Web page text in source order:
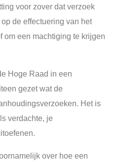
voor zover dat verzoek
de effectuering van het
om een machtiging te krijgen
Hoge Raad in een
gezet wat de
Het is
verdachte, je
over hoe een